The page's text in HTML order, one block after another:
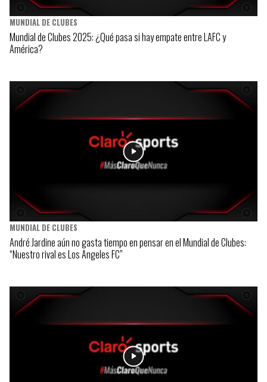
MUNDIAL DE CLUBES
Mundial de Clubes 2025: ¿Qué pasa si hay empate entre LAFC y
América?
MUNDIAL DE CLUBES
André Jardine aún no gasta tiempo en pensar en el Mundial de Clubes:
“Nuestro rival es Los Angeles FC”